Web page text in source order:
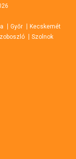
Győr
Kecskemét
Szolnok